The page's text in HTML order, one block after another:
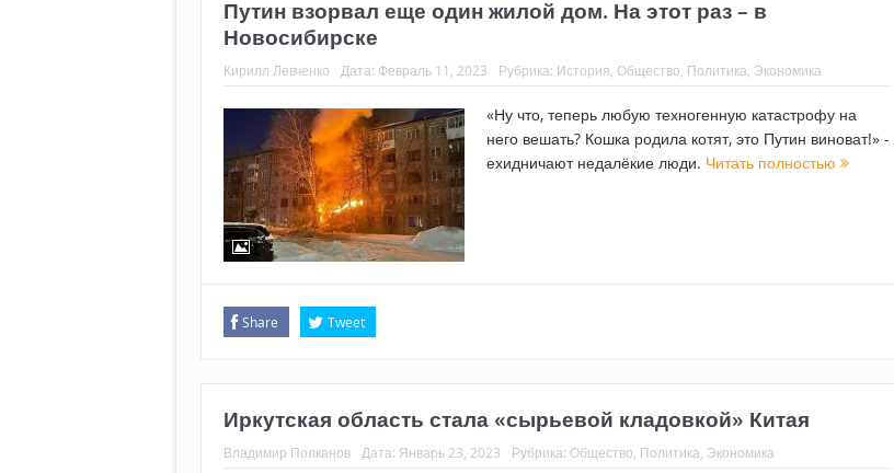
Путин взорвал еще один жилой дом. На этот раз – в
Новосибирске
Кирилл Левченко Дата: Февраль 11, 2023 Рубрика: История Общество Политика Экономика
«Ну что, теперь любую техногенную катастрофу на
него вешать? Кошка родила котят, это Путин виноват!» -
ехидничают недалёкие люди. Читать полностью
Share Tweet
Иркутская область стала «сырьевой кладовкой» Китая
Владимир Полканов Дата: Январь 23, 2023 Рубрика: Общество Политика Экономика